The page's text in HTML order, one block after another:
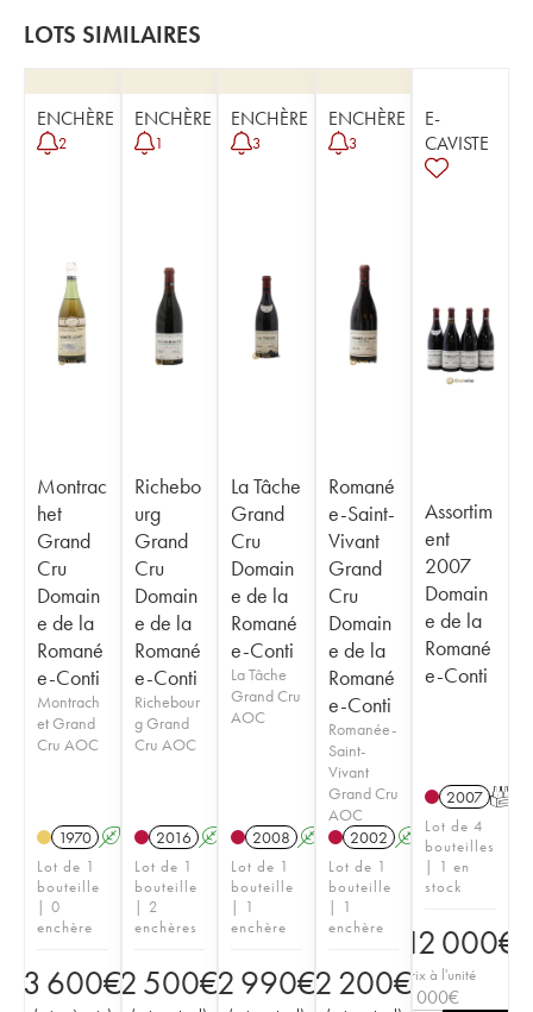
LOTS SIMILAIRES
ENCHÈRE
2
Montrac
het
Grand
Cru
Domain
e de la
Romané
e-Conti
Montrach
et Grand
Cru AOC
1970 A
Lot de 1
bouteille
| 0
enchère
3 600€
ENCHÈRE
1
Richebo
urg
Grand
Cru
Domain
e de la
Romané
e-Conti
Richebour
g Grand
Cru AOC
2016 A
Lot de 1
bouteille
| 2
enchères
2 500€
ENCHÈRE
3
La Tâche
Grand
Cru
Domain
e de la
Romané
e-Conti
La Tâche
Grand Cru
AOC
2008 A
Lot de 1
bouteille
| 1
enchère
2 990€
ENCHÈRE
3
Romané
e-Saint-
Vivant
Grand
Cru
Domain
e de la
Romané
e-Conti
Romanée-
Saint-
Vivant
Grand Cru
AOC
2002 A
Lot de 1
bouteille
| 1
enchère
2 200€
E-
CAVISTE
Assortim
ent
2007
Domain
e de la
Romané
e-Conti
2007 T
Lot de 4
bouteilles
| 1 en
stock
12 000€
Prix à l'unité
3 000€